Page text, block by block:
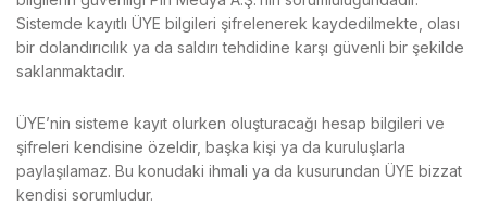
Sistemde kayıtlı ÜYE bilgileri şifrelenerek kaydedilmekte, olası
bir dolandırıcılık ya da saldırı tehdidine karşı güvenli bir şekilde
saklanmaktadır.
ÜYE’nin sisteme kayıt olurken oluşturacağı hesap bilgileri ve
şifreleri kendisine özeldir, başka kişi ya da kuruluşlarla
paylaşılamaz. Bu konudaki ihmali ya da kusurundan ÜYE bizzat
kendisi sorumludur.